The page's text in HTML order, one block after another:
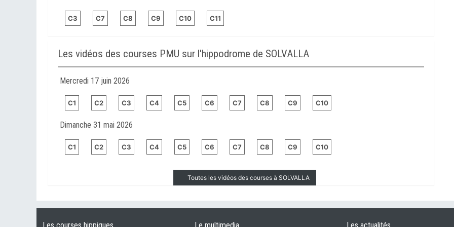
C3 C7 C8 C9 C10 C11
Les vidéos des courses PMU sur l'hippodrome de SOLVALLA
Mercredi 17 juin 2026
C1 C2 C3 C4 C5 C6 C7 C8 C9 C10
Dimanche 31 mai 2026
C1 C2 C3 C4 C5 C6 C7 C8 C9 C10
Toutes les vidéos des courses à SOLVALLA